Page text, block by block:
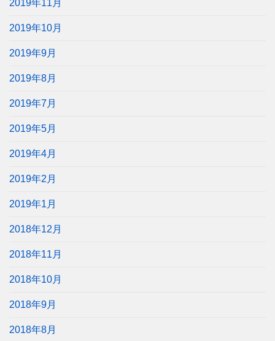
2019年11月
2019年10月
2019年9月
2019年8月
2019年7月
2019年5月
2019年4月
2019年2月
2019年1月
2018年12月
2018年11月
2018年10月
2018年9月
2018年8月